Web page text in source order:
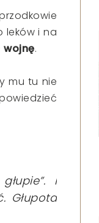
leków i na
wojnę.
mu tu nie
I
Głupota